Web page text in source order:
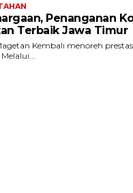
Penanganan
Terbaik Jawa Timur
Kembali menoreh